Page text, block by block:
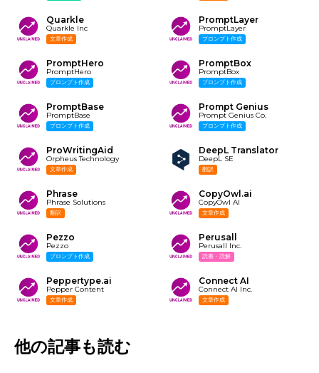
Quarkle
Quarkle Inc
文章作成
PromptLayer
PromptLayer
プロンプト作成
PromptHero
PromptHero
プロンプト作成
PromptBox
PromptBox
プロンプト作成
PromptBase
PromptBase
プロンプト作成
Prompt Genius
Prompt Genius Co.
プロンプト作成
ProWritingAid
Orpheus Technology
文章作成
DeepL Translator
DeepL SE
翻訳
Phrase
Phrase Solutions
翻訳
CopyOwl.ai
CopyOwl AI
文章作成
Pezzo
Pezzo
プロンプト作成
Perusall
Perusall Inc.
読書・読解
Peppertype.ai
Pepper Content
文章作成
Connect AI
Connect AI Inc.
文章作成
他の記事も読む